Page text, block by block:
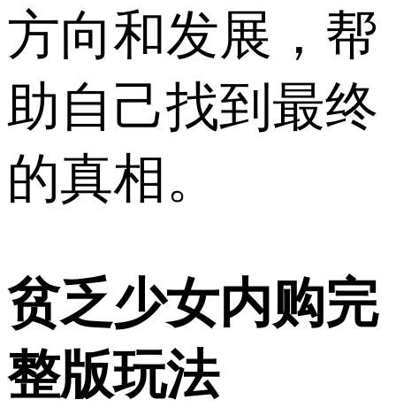
方向和发展，帮
助自己找到最终
的真相。
贫乏少女内购完
整版玩法